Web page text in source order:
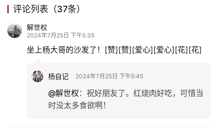
评论列表（37条）
解世权
2024年7月25日 下午5:35
坐上杨大哥的沙发了！[赞][赞][爱心][爱心][花][花]
杨自记 2024年7月25日 下午5:45
@解世权 ： 祝好朋友了。红烧肉好吃，可惜当
时没太多食欲啊！